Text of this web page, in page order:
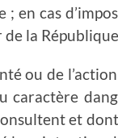
; en cas
la
ou de
caractère
et